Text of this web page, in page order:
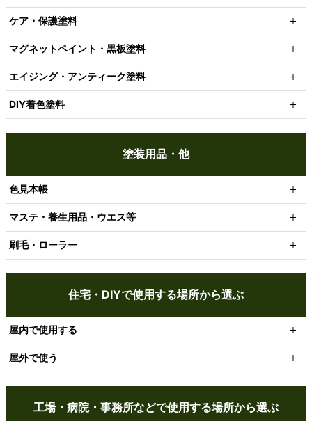
ケア・保護塗料
マグネットペイント・黒板塗料
エイジング・アンティーク塗料
DIY着色塗料
塗装用品・他
色見本帳
マステ・養生用品・ウエス等
刷毛・ローラー
住宅・DIYで使用する場所から選ぶ
屋内で使用する
屋外で使う
工場・病院・事務所などで使用する場所から選ぶ